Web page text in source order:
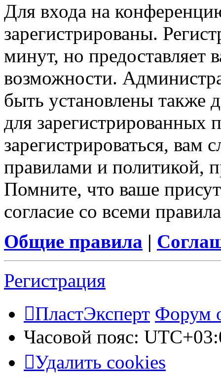
Для входа на
зарегистрированы.
минут, но предоставляет
возможности.
быть установлены также
для зарегистрированных
зарегистрироваться, вам
правилами и политикой,
Помните, что ваше
согласие со всеми
Общие правила |
Регистрация
ПластЭксперт Форум
Часовой пояс:
Удалить cookies